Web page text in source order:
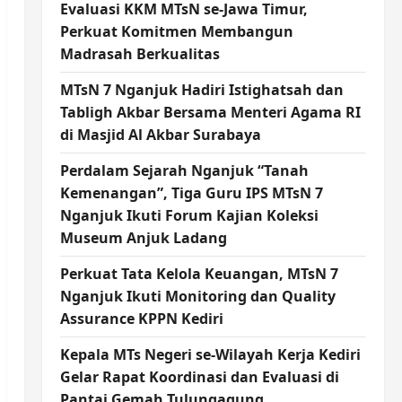
Evaluasi KKM MTsN se-Jawa Timur,
Perkuat Komitmen Membangun
Madrasah Berkualitas
MTsN 7 Nganjuk Hadiri Istighatsah dan
Tabligh Akbar Bersama Menteri Agama RI
di Masjid Al Akbar Surabaya
Perdalam Sejarah Nganjuk “Tanah
Kemenangan”, Tiga Guru IPS MTsN 7
Nganjuk Ikuti Forum Kajian Koleksi
Museum Anjuk Ladang
Perkuat Tata Kelola Keuangan, MTsN 7
Nganjuk Ikuti Monitoring dan Quality
Assurance KPPN Kediri
Kepala MTs Negeri se-Wilayah Kerja Kediri
Gelar Rapat Koordinasi dan Evaluasi di